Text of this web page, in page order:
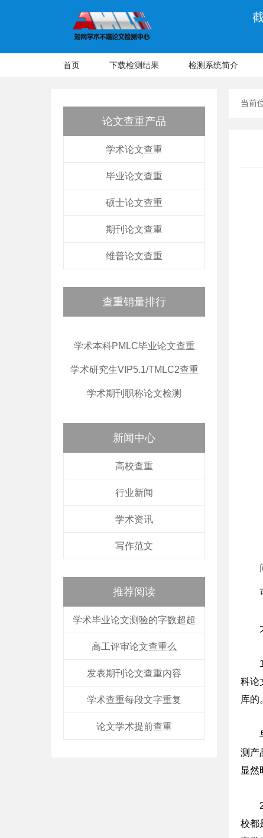
首页 下载检测结果 检测系统简介
论文查重产品
学术论文查重
毕业论文查重
硕士论文查重
期刊论文查重
维普论文查重
查重销量排行
学术本科PMLC毕业论文查重
学术研究生VIP5.1/TMLC2查重
学术期刊职称论文检测
新闻中心
高校查重
行业新闻
学术资讯
写作范文
推荐阅读
学术毕业论文测验的字数超超
高工评审论文查重么
发表期刊论文查重内容
学术查重每段文字重复
论文学术提前查重
当前
科论
库的
测产
显然
校都